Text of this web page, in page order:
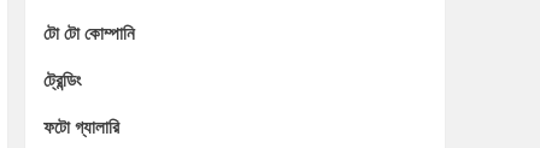
টো টো কোম্পানি
ট্রেন্ডিং
ফটো গ্যালারি